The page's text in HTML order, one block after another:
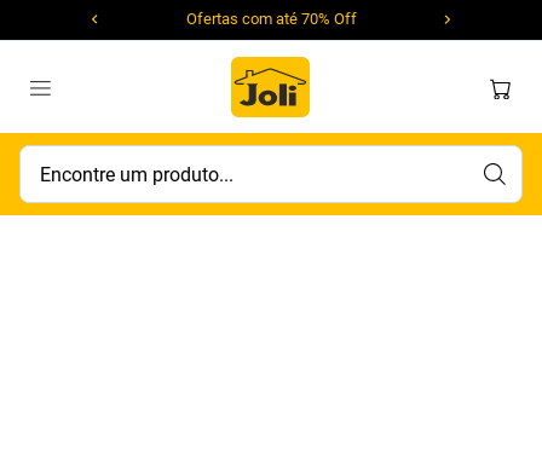
Ofertas com até 70% Off
Encontre um produto...